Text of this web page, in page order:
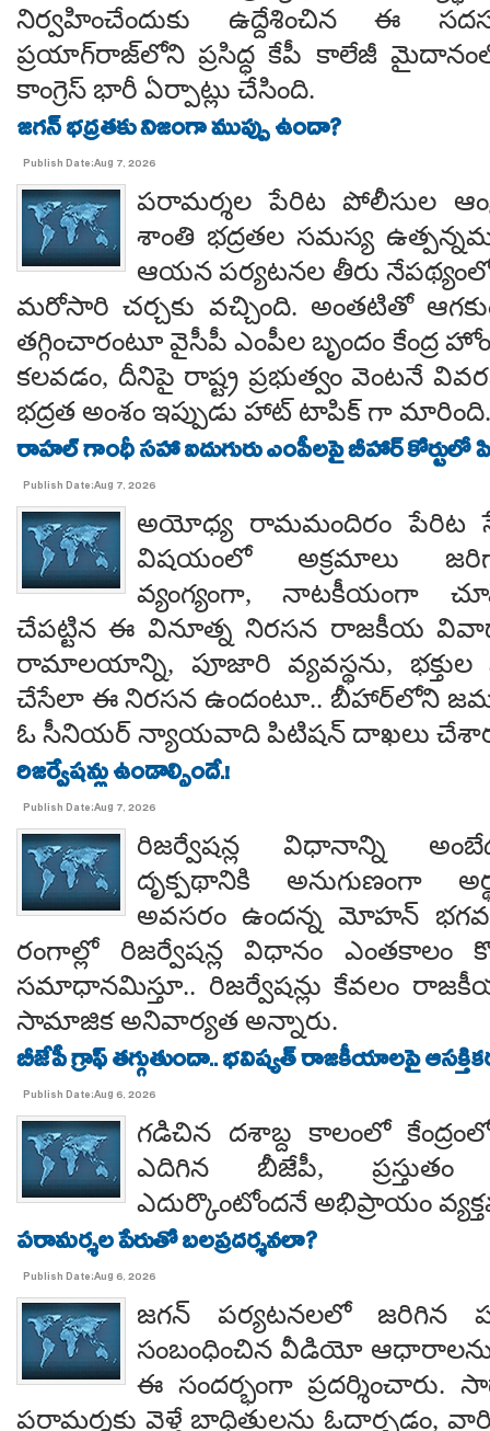
నిర్వహించేందుకు ఉద్దేశించిన ఈ
ప్రయాగ్‌రాజ్‌లోని ప్రసిద్ధ కేపీ కాలేజీ మైదానంలో
కాంగ్రెస్ భారీ ఏర్పాట్లు చేసింది.
జగన్ భద్రతకు నిజంగా ముప్పు ఉందా?
Publish Date:Aug 7, 2026
పరామర్శల పేరిట పోలీసుల
శాంతి భద్రతల సమస్య
ఆయన పర్యటనల తీరు నేపథ్యంలో
మరోసారి చర్చకు వచ్చింది. అంతటితో
తగ్గించారంటూ వైసీపీ ఎంపీల బృందం కేంద్ర
కలవడం, దీనిపై రాష్ట్ర ప్రభుత్వం వెంటనే
భద్రత అంశం ఇప్పుడు హాట్ టాపిక్ గా మారింది.
రాహల్ గాంధీ సహా ఐదుగురు ఎంపీలపై బీహార్ కోర్టులో
Publish Date:Aug 7, 2026
అయోధ్య రామమందిరం పేరిట
విషయంలో అక్రమాలు
వ్యంగ్యంగా, నాటకీయంగా
చేపట్టిన ఈ వినూత్న నిరసన రాజకీయ
రామాలయాన్ని, పూజారి వ్యవస్థను,
చేసేలా ఈ నిరసన ఉందంటూ.. బీహార్‌లోని
ఓ సీనియర్ న్యాయవాది పిటిషన్ దాఖలు
రిజర్వేషన్లు ఉండాల్సిందే.!
Publish Date:Aug 7, 2026
రిజర్వేషన్ల విధానాన్ని
దృక్పథానికి అనుగుణంగా
అవసరం ఉందన్న మోహన్
రంగాల్లో రిజర్వేషన్ల విధానం ఎంతకాలం
సమాధానమిస్తూ.. రిజర్వేషన్లు కేవలం
సామాజిక అనివార్యత అన్నారు.
బీజేపీ గ్రాఫ్ తగ్గుతుందా.. భవిష్యత్ రాజకీయాలపై
Publish Date:Aug 6, 2026
గడిచిన దశాబ్ద కాలంలో
ఎదిగిన బీజేపీ, ప్రస్తుతం
ఎదుర్కొంటోందనే అభిప్రాయం
పరామర్శల పేరుతో బలప్రదర్శనలా?
Publish Date:Aug 6, 2026
జగన్ పర్యటనలలో జరిగిన
సంబంధించిన వీడియో
ఈ సందర్భంగా
పరామర్శకు వెళ్తే బాధితులను ఓదార్చడం,